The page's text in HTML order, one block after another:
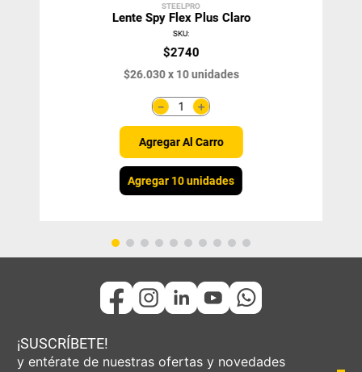
STEELPRO
Lente Spy Flex Plus Claro
SKU:
$2740
$26.030x 10unidades
＋
－
Agregar Al Carro
Agregar 10 unidades
¡SUSCRÍBETE!
y entérate de nuestras ofertas y novedades